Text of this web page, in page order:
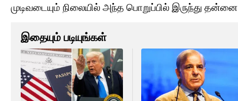
முடிவடையும் நிலையில் அந்த பொறுப்பில் இருந்து
இதையும் படியுங்கள்